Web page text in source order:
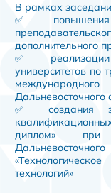
В рамках
✅ повышения
дополнительного
✅
университетов по
Дальневосточного
✅ создания
диплом» при
технологий»